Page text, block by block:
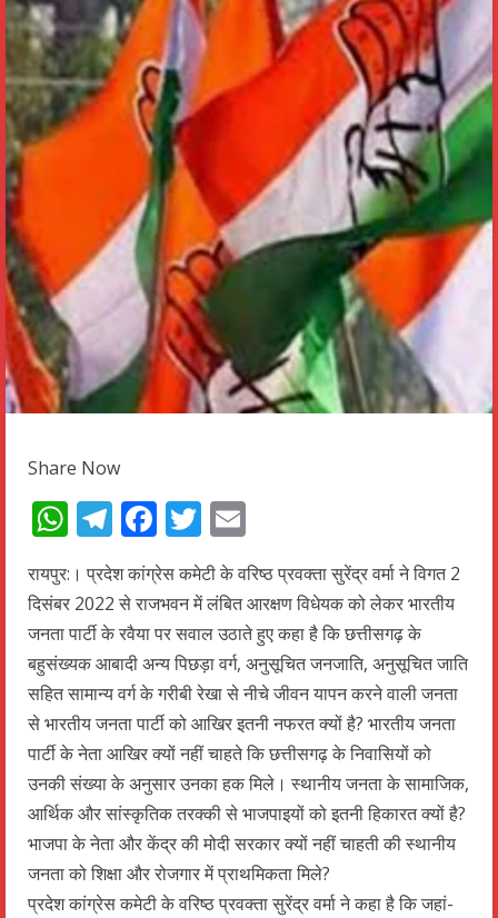
Share Now
WhatsApp
Telegram
Facebook
Twitter
रायपुर:। प्रदेश कांग्रेस कमेटी के वरिष्ठ प्रवक्ता सुरेंद्र वर्मा ने विगत 2
दिसंबर 2022 से राजभवन में लंबित आरक्षण विधेयक को लेकर भारतीय
जनता पार्टी के रवैया पर सवाल उठाते हुए कहा है कि छत्तीसगढ़ के
बहुसंख्यक आबादी अन्य पिछड़ा वर्ग, अनुसूचित जनजाति, अनुसूचित जाति
सहित सामान्य वर्ग के गरीबी रेखा से नीचे जीवन यापन करने वाली जनता
से भारतीय जनता पार्टी को आखिर इतनी नफरत क्यों है? भारतीय जनता
पार्टी के नेता आखिर क्यों नहीं चाहते कि छत्तीसगढ़ के निवासियों को
उनकी संख्या के अनुसार उनका हक मिले। स्थानीय जनता के सामाजिक,
आर्थिक और सांस्कृतिक तरक्की से भाजपाइयों को इतनी हिकारत क्यों है?
भाजपा के नेता और केंद्र की मोदी सरकार क्यों नहीं चाहती की स्थानीय
जनता को शिक्षा और रोजगार में प्राथमिकता मिले?
प्रदेश कांग्रेस कमेटी के वरिष्ठ प्रवक्ता सुरेंद्र वर्मा ने कहा है कि जहां-